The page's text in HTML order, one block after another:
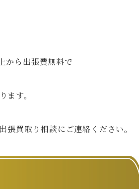
から出張費無料で
す。
買取り相談にご連絡ください。